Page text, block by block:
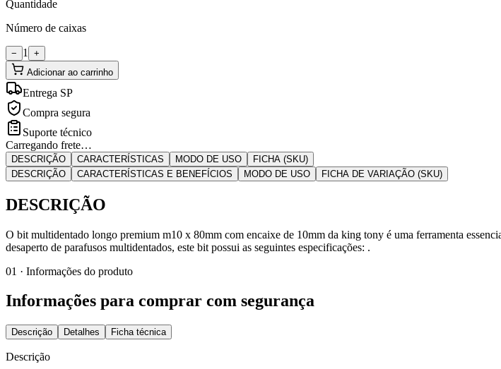
Quantidade
Número de caixas
− 1
+
Adicionar ao carrinho
Entrega SP
Compra segura
Suporte técnico
Carregando frete…
DESCRIÇÃO CARACTERÍSTICAS MODO DE USO
FICHA (SKU)
DESCRIÇÃO
CARACTERÍSTICAS E BENEFÍCIOS MODO DE USO FICHA DE VARIAÇÃO (SKU)
DESCRIÇÃO
O bit multidentado longo premium m10 x 80mm com encaixe de 10mm da king tony é uma ferramenta
desaperto de parafusos multidentados, este bit possui as seguintes especificações: .
01 · Informações do produto
Informações para comprar com segurança
Descrição Detalhes Ficha técnica
Descrição